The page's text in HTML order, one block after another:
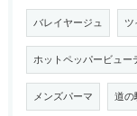
バレイヤージュ ツ
ホットペッパービュー
メンズパーマ 道の